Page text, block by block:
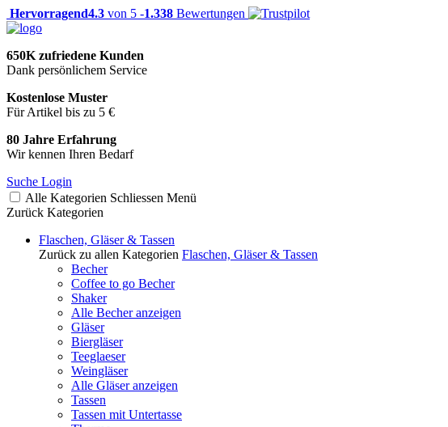
Hervorragend4.3 von 5 -1.338 Bewertungen
650K zufriedene Kunden
Dank persönlichem Service
Kostenlose Muster
Für Artikel bis zu 5 €
80 Jahre Erfahrung
Wir kennen Ihren Bedarf
Suche Login
Alle Kategorien Schliessen Menü
Zurück Kategorien
Flaschen, Gläser & Tassen
Zurück zu allen Kategorien Flaschen, Gläser & Tassen
Becher
Coffee to go Becher
Shaker
Alle Becher anzeigen
Gläser
Biergläser
Teeglaeser
Weingläser
Alle Gläser anzeigen
Tassen
Tassen mit Untertasse